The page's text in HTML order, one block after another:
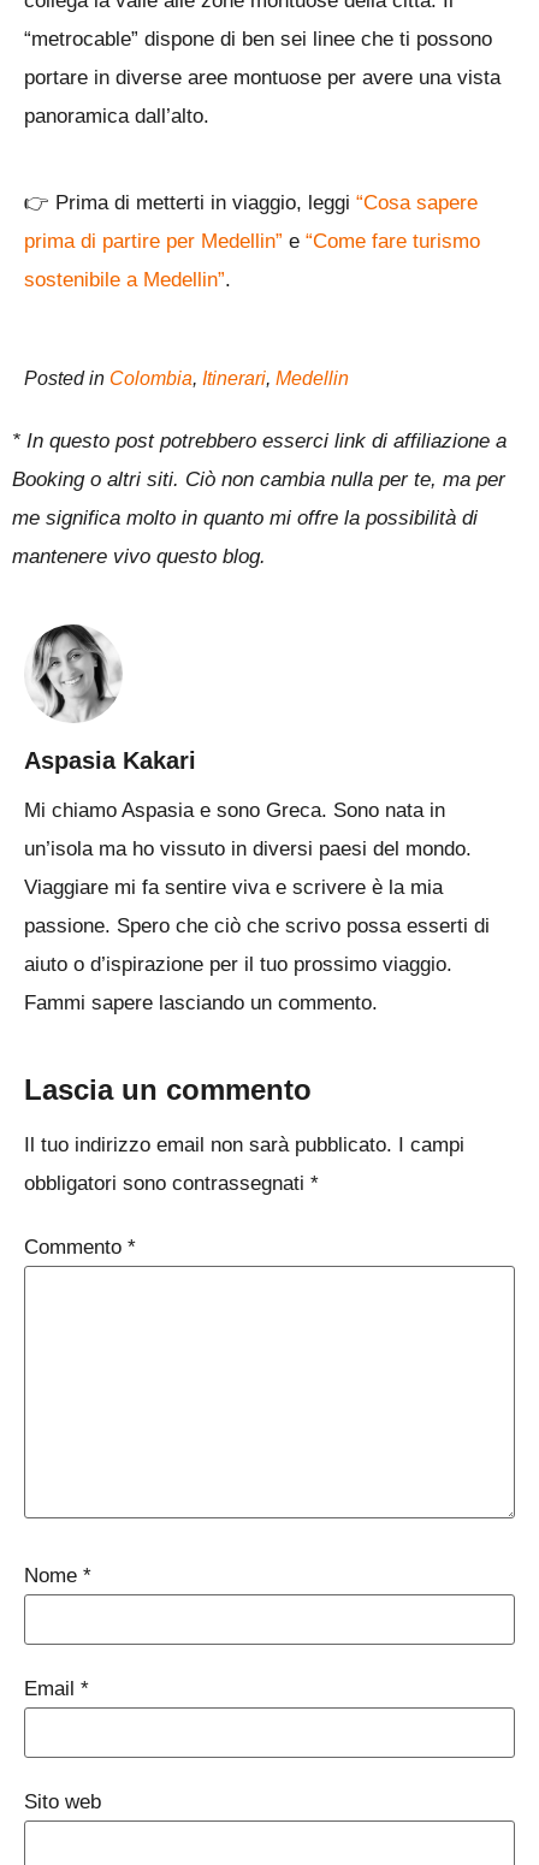
“metrocable” dispone di ben sei linee che ti possono
portare in diverse aree montuose per avere una vista
panoramica dall’alto.
👉 Prima di metterti in viaggio, leggi “Cosa sapere
prima di partire per Medellin” e “Come fare turismo
sostenibile a Medellin”.
Posted in Colombia, Itinerari, Medellin
* In questo post potrebbero esserci link di affiliazione a
Booking o altri siti. Ciò non cambia nulla per te, ma per
me significa molto in quanto mi offre la possibilità di
mantenere vivo questo blog.
Aspasia Kakari
Mi chiamo Aspasia e sono Greca. Sono nata in
un’isola ma ho vissuto in diversi paesi del mondo.
Viaggiare mi fa sentire viva e scrivere è la mia
passione. Spero che ciò che scrivo possa esserti di
aiuto o d’ispirazione per il tuo prossimo viaggio.
Fammi sapere lasciando un commento.
Lascia un commento
Il tuo indirizzo email non sarà pubblicato. I campi
obbligatori sono contrassegnati *
Commento *
Nome *
Email *
Sito web